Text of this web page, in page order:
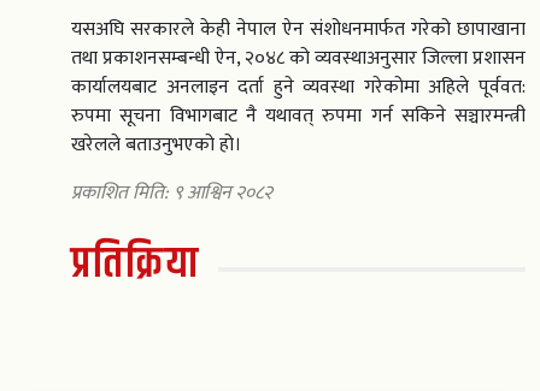
यसअघि सरकारले केही नेपाल ऐन संशोधनमार्फत गरेको छापाखाना
तथा प्रकाशनसम्बन्धी ऐन, २०४८ को व्यवस्थाअनुसार जिल्ला प्रशासन
कार्यालयबाट अनलाइन दर्ता हुने व्यवस्था गरेकोमा अहिले पूर्ववत:
रुपमा सूचना विभागबाट नै यथावत् रुपमा गर्न सकिने सञ्चारमन्त्री
खरेलले बताउनुभएको हो।
प्रकाशित मिति: ९ आश्विन २०८२
प्रतिक्रिया